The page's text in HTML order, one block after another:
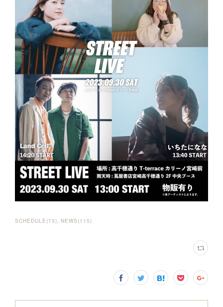
SCHEDULE (73) NEWS (115)